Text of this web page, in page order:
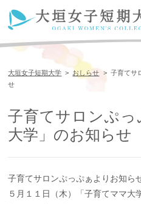
大垣女子短期大学 > おしらせ > 子育てサ
せ
子育てサロンぷ
大学」のお知らせ
子育てサロンぷっぷぁよりお知ら
５月１１日（木）「子育てママ大